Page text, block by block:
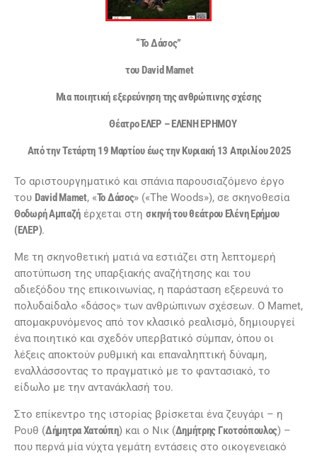
“Το Δάσος”
του David Mamet
Μια ποιητική εξερεύνηση της ανθρώπινης σχέσης
Θέατρο ΕΛΕΡ – ΕΛΕΝΗ ΕΡΗΜΟΥ
Από την Τετάρτη 19 Μαρτίου έως την Κυριακή 13 Απριλίου 2025
Το αριστουργηματικό και σπάνια παρουσιαζόμενο έργο
του David Mamet, «Το Δάσος» («The Woods»), σε σκηνοθεσία
Θοδωρή Αμπαζή έρχεται στησκηνή του θεάτρου Ελένη Ερήμου
(ΕΛΕΡ).
Με τη σκηνοθετική ματιά να εστιάζει στη λεπτομερή
αποτύπωση της υπαρξιακής αναζήτησης και του
αδιεξόδου της επικοινωνίας, η παράσταση εξερευνά το
πολυδαίδαλο «δάσος» των ανθρώπινων σχέσεων. Ο Mamet,
απομακρυνόμενος από τον κλασικό ρεαλισμό, δημιουργεί
ένα ποιητικό και σχεδόν υπερβατικό σύμπαν, όπου οι
λέξεις αποκτούν ρυθμική και επαναληπτική δύναμη,
εναλλάσσοντας το πραγματικό με το φαντασιακό, το
είδωλο με την αντανάκλασή του.
Στο επίκεντρο της ιστορίας βρίσκεται ένα ζευγάρι – η
Ρουθ (Δήμητρα Χατούπη) και ο Νικ (Δημήτρης Γκοτσόπουλος) –
που περνά μία νύχτα γεμάτη εντάσεις στο οικογενειακό